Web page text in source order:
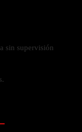
sin supervisión